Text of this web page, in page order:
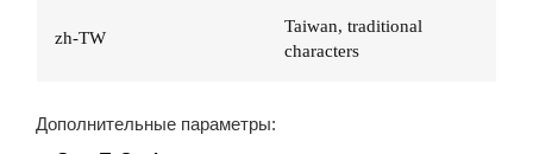
zh-TW
Taiwan, traditional
characters
Дополнительные параметры: